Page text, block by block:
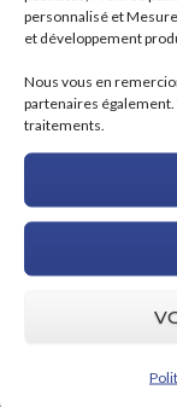
personnalisé et
et développement
Nous vous en
partenaires
traitements.
En
newsletter.